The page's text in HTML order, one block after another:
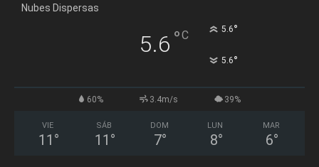
Nubes Dispersas
5.6 °C 5.6°
5.6°
60% 3.4m/s 39%
VIE
11 °
SÁB
11 °
DOM
7°
LUN
8°
MAR
6°